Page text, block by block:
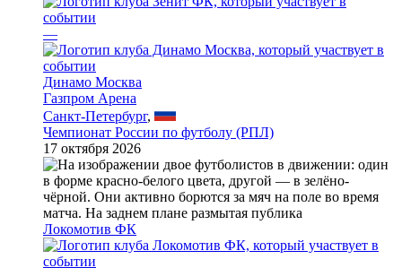
—
Динамо Москва
Газпром Арена
Санкт-Петербург,
Чемпионат России по футболу (РПЛ)
17 октября 2026
Локомотив ФК